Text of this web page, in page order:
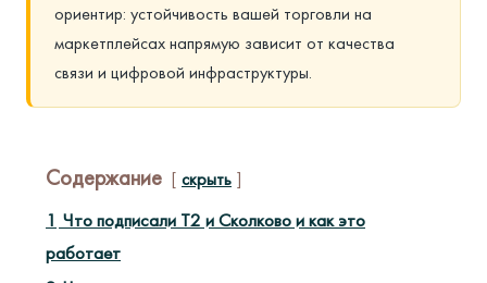
ориентир: устойчивость вашей торговли на
маркетплейсах напрямую зависит от качества
связи и цифровой инфраструктуры.
Содержание скрыть
1 Что подписали Т2 и Сколково и как это
работает